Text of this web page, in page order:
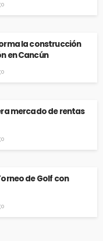
la construcción
en Cancún
mercado de rentas
de Golf con